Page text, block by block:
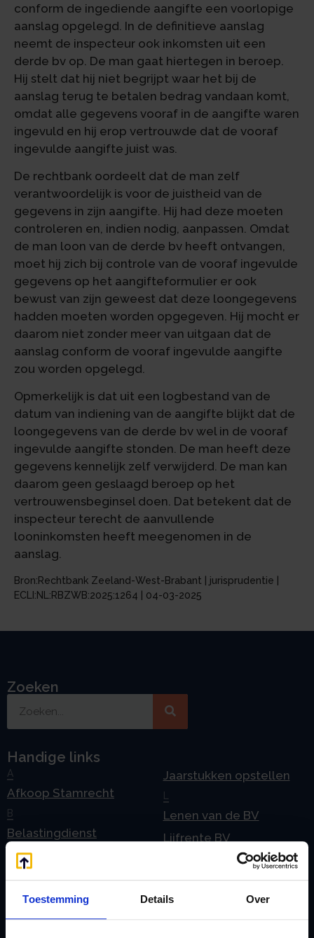
Toestemming Details Over
conform de ingediende aangifte een voorlopige
aanslag opgelegd. In de definitieve aanslag
neemt de inspecteur ook inkomsten uit een
derde bv op. De man gaat hiertegen in beroep.
Hij stelt dat hij niet begrijpt waar het bij de
aanslag terug te betalen bedrag vandaan komt,
omdat alle gegevens vooraf in de aangifte waren
ingevuld en hij erop vertrouwde dat de vooraf
ingevulde aangifte juist was.
De rechtbank oordeelt dat de man zelf
verantwoordelijk is voor de juistheid van de
gegevens in zijn aangifte. Hij had deze moeten
controleren en, indien nodig, aanpassen. Omdat
de man loon van de derde bv heeft ontvangen,
moet hij zich bij controle van de vooraf ingevulde
gegevens op het aangifteformulier er ook
bewust van zijn geweest dat deze loongegevens
hadden moeten worden opgegeven. Hij mocht er
daarom niet zonder meer van uitgaan dat de
aanslag conform de vooraf ingevulde aangifte
zou worden opgelegd.
Opmerkelijk is dat uit een logbestand van de
datum van indiening van de aangifte blijkt dat de
loongegevens van de derde bv wel in de vooraf
ingevulde aangifte stonden. De man heeft deze
gegevens kennelijk zelf verwijderd. De man kan
daarom geen geslaagd beroep op het
vertrouwensbeginsel doen. Dat betekent dat de
inspecteur terecht de aanvullende
looninkomsten heeft meegenomen in de
aanslag.
Bron:Rechtbank Zeeland-West-Brabant | jurisprudentie |
ECLI:NL:RBZWB:2025:1264 | 04-03-2025
Zoeken
Handige links
A
Afkoop Stamrecht
B
Belastingdienst
doorgeven
rekeningnummer
Checklist IB 2023 (PDF)
Jaarstukken opstellen
Lenen van de BV
Lijfrente BV
Liquidatie Pensioen BV
Loonadministratie
verzorgen